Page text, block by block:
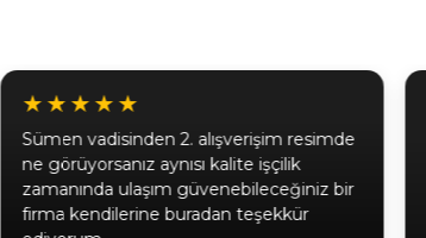
★★★★★
Sümen vadisinden 2. alışverişim resimde
ne görüyorsanız aynısı kalite işçilik
zamanında ulaşım güvenebileceğiniz bir
firma kendilerine buradan teşekkür